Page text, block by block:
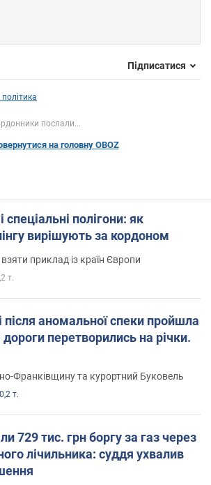
Підписатися
послали...
на головну OBOZ
полігони: як
вирішують за кордоном
приклад із країн Європи
т.
після аномальної спеки пройшла
перетворились на річки.
Франківщину та курортний Буковель
т.
729 тис. грн боргу за газ через
лічильника: суддя ухвалив